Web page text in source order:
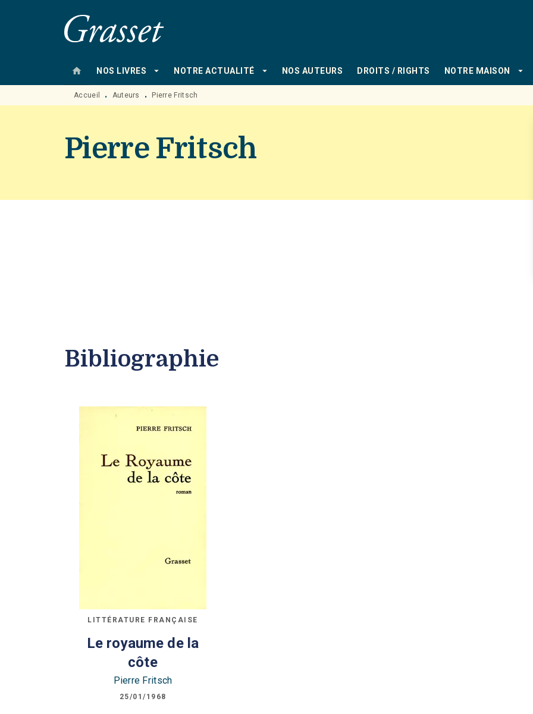
MENU RECHERCHE
home NOS LIVRES arrow_drop_down NOTRE ACTUALITÉ arrow_drop_down NOS AUTEURS DROITS / RIGHTS NOTRE MAISON arrow_drop_down
Accueil • Auteurs • Pierre Fritsch
Pierre Fritsch
Bibliographie
LITTÉRATURE FRANÇAISE
Le royaume de la
côte
Pierre Fritsch
25/01/1968